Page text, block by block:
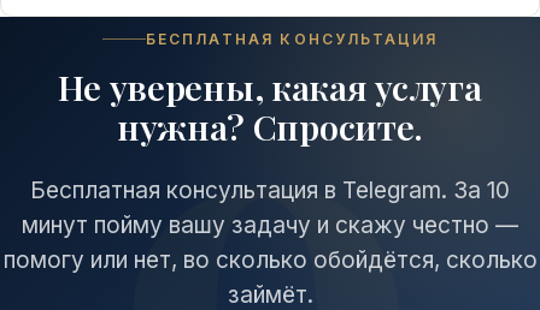
БЕСПЛАТНАЯ КОНСУЛЬТАЦИЯ
Не уверены, какая услуга
нужна? Спросите.
Бесплатная консультация в Telegram. За 10
минут пойму вашу задачу и скажу честно —
помогу или нет, во сколько обойдётся, сколько
займёт.